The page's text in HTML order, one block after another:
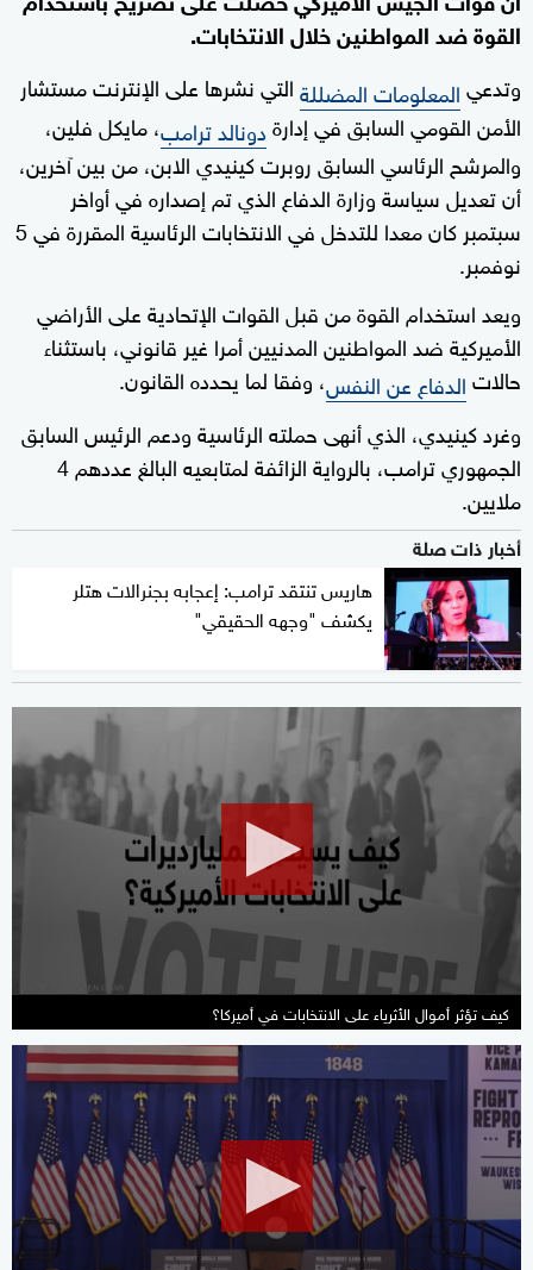
القوة ضد المواطنين خلال الانتخابات.
وتدعيالمعلومات المضللةالتي نشرها على الإنترنت مستشار
الأمن القومي السابق في إدارةدونالد ترامب، مايكل فلين،
والمرشح الرئاسي السابق روبرت كينيدي الابن، من بين آخرين،
أن تعديل سياسة وزارة الدفاع الذي تم إصداره في أواخر
سبتمبر كان معدا للتدخل في الانتخابات الرئاسية المقررة في 5
نوفمبر.
ويعد استخدام القوة من قبل القوات الإتحادية على الأراضي
الأميركية ضد المواطنين المدنيين أمرا غير قانوني، باستثناء
حالاتالدفاع عن النفس، وفقا لما يحدده القانون.
وغرد كينيدي، الذي أنهى حملته الرئاسية ودعم الرئيس السابق
الجمهوري ترامب، بالرواية الزائفة لمتابعيه البالغ عددهم 4
ملايين.
أخبار ذات صلة
هاريس تنتقد ترامب: إعجابه بجنرالات هتلر
يكشف "وجهه الحقيقي"
seconds
كيف تؤثر أموال الأثرياء على الانتخابات في أميركا؟
seconds
minutes,
12
seconds